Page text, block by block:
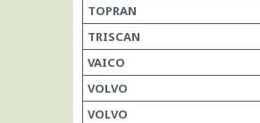
TOPRAN
TRISCAN
VAICO
VOLVO
VOLVO